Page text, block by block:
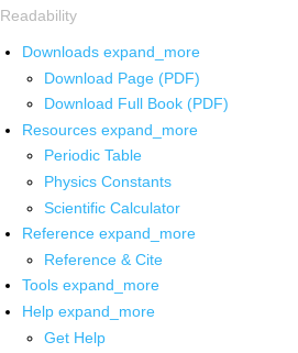
Readability
Downloads expand_more
Download Page (PDF)
Download Full Book (PDF)
Resources expand_more
Periodic Table
Physics Constants
Scientific Calculator
Reference expand_more
Reference & Cite
Tools expand_more
Help expand_more
Get Help